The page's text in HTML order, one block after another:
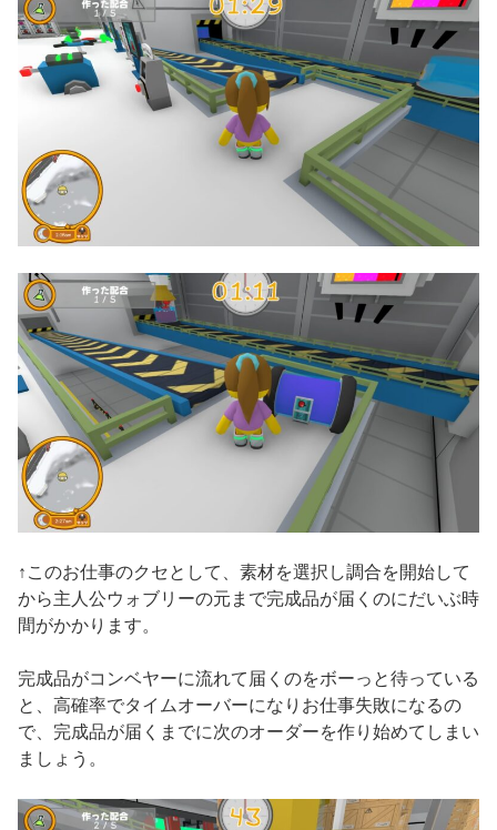
↑このお仕事のクセとして、素材を選択し調合を開始して
から主人公ウォブリーの元まで完成品が届くのにだいぶ時
間がかかります。
完成品がコンベヤーに流れて届くのをボーっと待っている
と、高確率でタイムオーバーになりお仕事失敗になるの
で、完成品が届くまでに次のオーダーを作り始めてしまい
ましょう。